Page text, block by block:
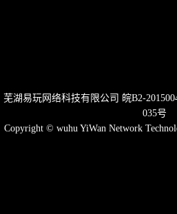
芜湖易玩网络科技有限公司 皖B2-
035号
Copyright © wuhu YiWan Network